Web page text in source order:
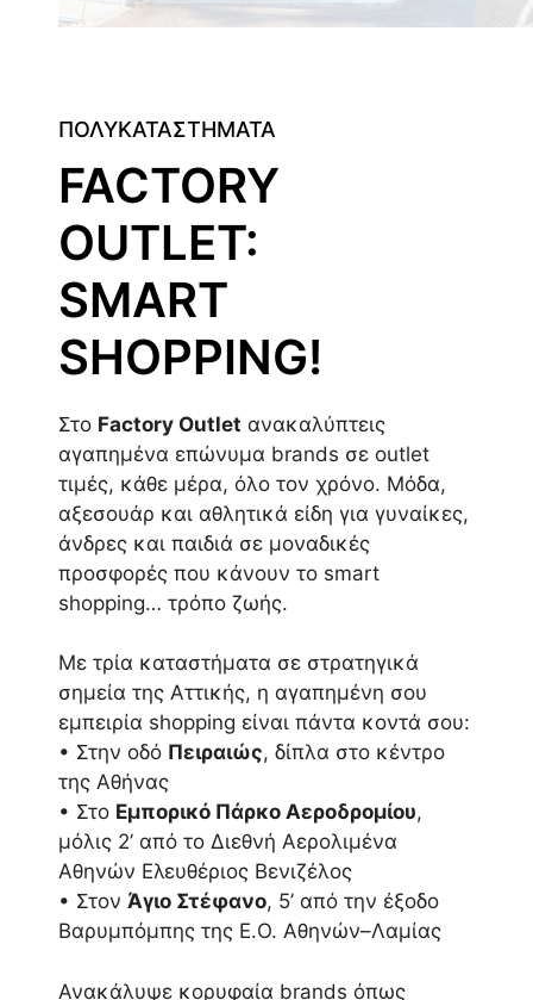
ΠΟΛΥΚΑΤΑΣΤΗΜΑΤΑ
FACTORY
OUTLET:
SMART
SHOPPING!
Στο Factory Outlet ανακαλύπτεις
αγαπημένα επώνυμα brands σε outlet
τιμές, κάθε μέρα, όλο τον χρόνο. Μόδα,
αξεσουάρ και αθλητικά είδη για γυναίκες,
άνδρες και παιδιά σε μοναδικές
προσφορές που κάνουν το smart
shopping… τρόπο ζωής.
Με τρία καταστήματα σε στρατηγικά
σημεία της Αττικής, η αγαπημένη σου
εμπειρία shopping είναι πάντα κοντά σου:
• Στην οδό Πειραιώς, δίπλα στο κέντρο
της Αθήνας
• Στο Εμπορικό Πάρκο Αεροδρομίου,
μόλις 2’ από το Διεθνή Αερολιμένα
Αθηνών Ελευθέριος Βενιζέλος
• Στον Άγιο Στέφανο, 5’ από την έξοδο
Βαρυμπόμπης της Ε.Ο. Αθηνών–Λαμίας
Ανακάλυψε κορυφαία brands όπως